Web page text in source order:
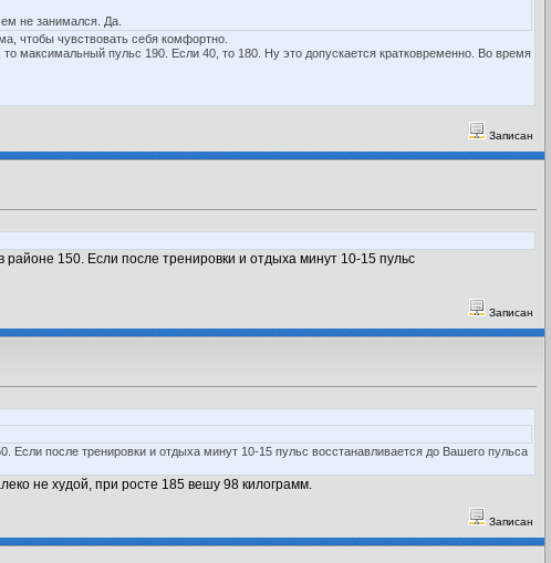
не занимался. Да.
чтобы чувствовать себя комфортно.
максимальный пульс 190. Если 40, то 180. Ну это допускается кратковременно. Во время
Записан
150. Если после тренировки и отдыха минут 10-15 пульс
Записан
после тренировки и отдыха минут 10-15 пульс восстанавливается до Вашего пульса
не худой, при росте 185 вешу 98 килограмм.
Записан